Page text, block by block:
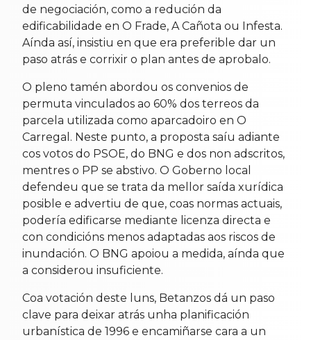
de negociación, como a redución da
edificabilidade en O Frade, A Cañota ou Infesta.
Aínda así, insistiu en que era preferible dar un
paso atrás e corrixir o plan antes de aprobalo.
O pleno tamén abordou os convenios de
permuta vinculados ao 60% dos terreos da
parcela utilizada como aparcadoiro en O
Carregal. Neste punto, a proposta saíu adiante
cos votos do PSOE, do BNG e dos non adscritos,
mentres o PP se abstivo. O Goberno local
defendeu que se trata da mellor saída xurídica
posible e advertiu de que, coas normas actuais,
podería edificarse mediante licenza directa e
con condicións menos adaptadas aos riscos de
inundación. O BNG apoiou a medida, aínda que
a considerou insuficiente.
Coa votación deste luns, Betanzos dá un paso
clave para deixar atrás unha planificación
urbanística de 1996 e encamiñarse cara a un